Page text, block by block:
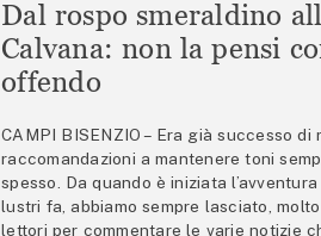
Dal rospo smeraldino
Calvana: non la pensi
offendo
CAMPI BISENZIO – Era già successo
raccomandazioni a mantenere toni
spesso. Da quando è iniziata
lustri fa, abbiamo sempre lasciato,
lettori per commentare le varie notizie